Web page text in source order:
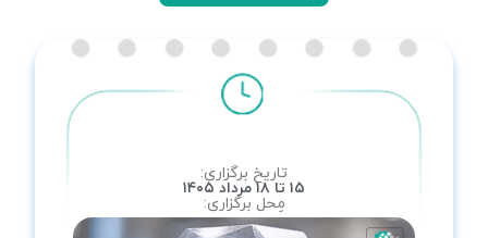
تاریخ برگزاری:
۱۵ تا ۱۸ مرداد ۱۴۰۵
محل برگزاری:
مرکز نمایشگاه بین المللی اصفهان